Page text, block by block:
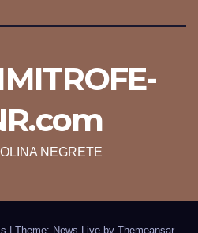
NEGRETE
Theme: News Live by Themeansar.